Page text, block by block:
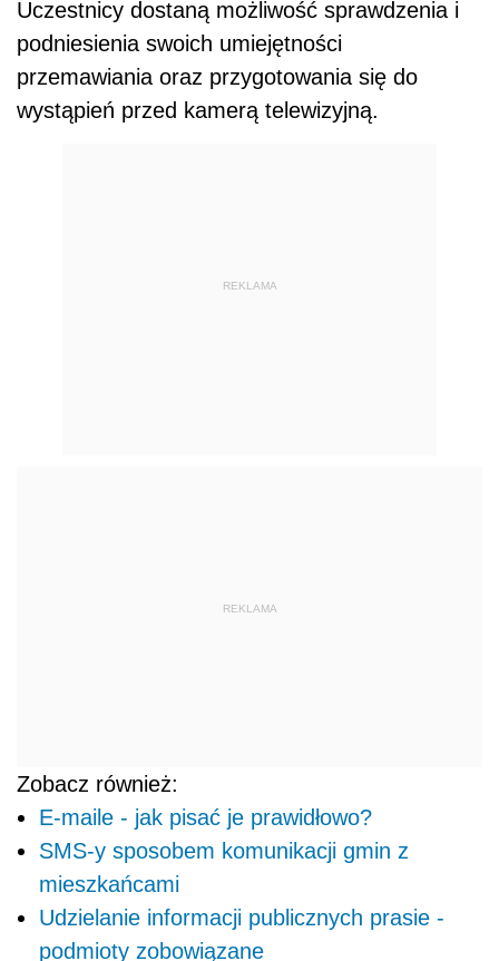
Uczestnicy dostaną możliwość sprawdzenia i
podniesienia swoich umiejętności
przemawiania oraz przygotowania się do
wystąpień przed kamerą telewizyjną.
REKLAMA
REKLAMA
Zobacz również:
E-maile - jak pisać je prawidłowo?
SMS-y sposobem komunikacji gmin z
mieszkańcami
Udzielanie informacji publicznych prasie -
podmioty zobowiązane